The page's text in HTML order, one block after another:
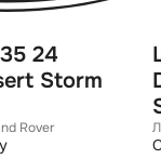
24
Storm
Rover